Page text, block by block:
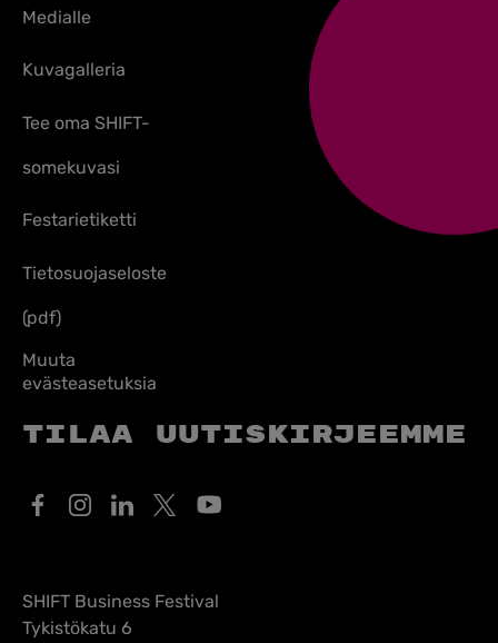
Medialle
Kuvagalleria
Tee oma SHIFT-
somekuvasi
Festarietiketti
Tietosuojaseloste
(pdf)
Muuta
evästeasetuksia
Tilaa uutiskirjeemme
SHIFT Business Festival
Tykistökatu 6